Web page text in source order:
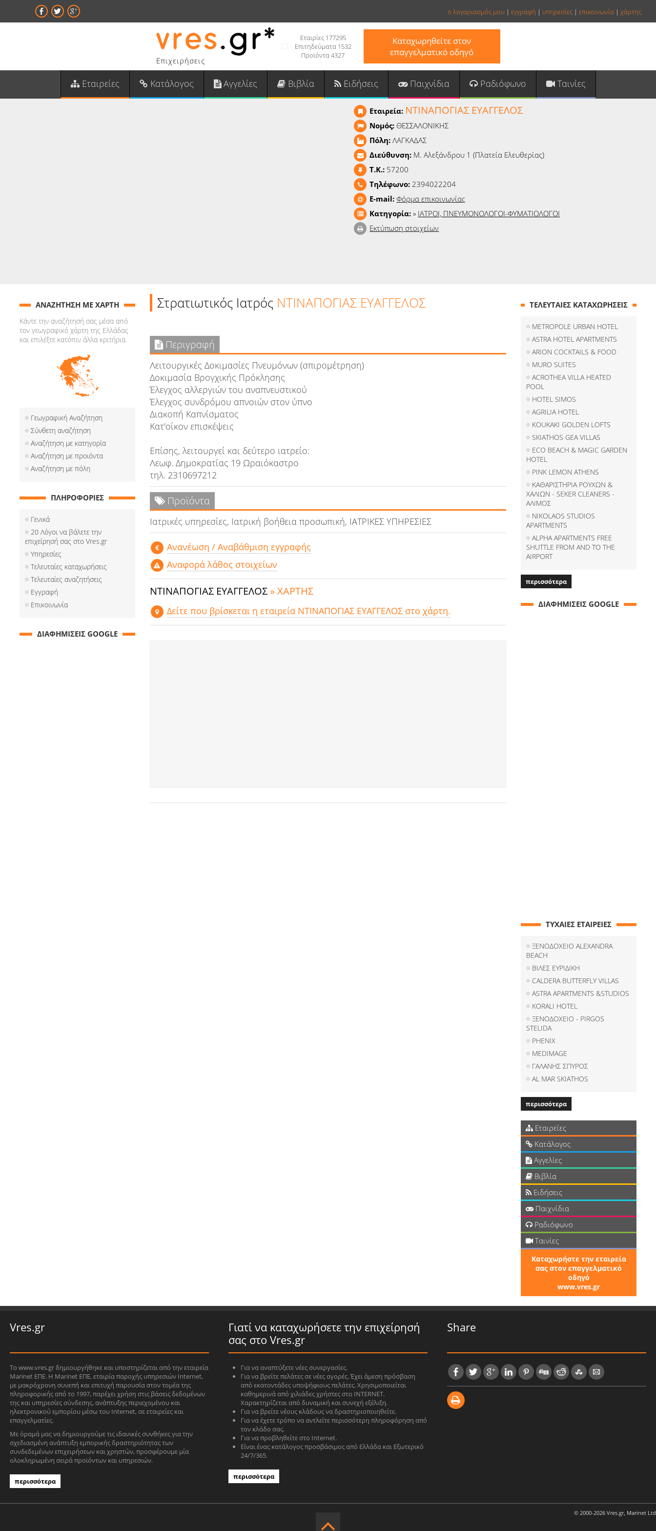
ο λογαριασμός μου | εγγραφή | υπηρεσίες | επικοινωνία | χάρτης
Επιχειρήσεις
Εταιρίες 177295
Επιτηδεύματα 1532
Προϊόντα 4327
Καταχωρηθείτε στον
επαγγελματικό οδηγό
Εταιρείες Κατάλογος Αγγελίες Βιβλία Ειδήσεις Παιχνίδια Ραδιόφωνο Ταινίες
Εταιρεία: ΝΤΙΝΑΠΟΓΙΑΣ ΕΥΑΓΓΕΛΟΣ
Νομός: ΘΕΣΣΑΛΟΝΙΚΗΣ
Πόλη:ΛΑΓΚΑΔΑΣ
Διεύθυνση: Μ. Αλεξάνδρου 1 (Πλατεία Ελευθερίας)
T.K.: 57200
Τηλέφωνο:2394022204
E-mail:Φόρμα επικοινωνίας
Κατηγορία:» ΙΑΤΡΟΙ, ΠΝΕΥΜΟΝΟΛΟΓΟΙ-ΦΥΜΑΤΙΟΛΟΓΟΙ
Εκτύπωση στοιχείων
Στρατιωτικός Ιατρός ΝΤΙΝΑΠΟΓΙΑΣ ΕΥΑΓΓΕΛΟΣ
Περιγραφή
Λειτουργικές Δοκιμασίες Πνευμόνων (σπιρομέτρηση)
Δοκιμασία Βρογχικής Πρόκλησης
Έλεγχος αλλεργιών του αναπνευστικού
Έλεγχος συνδρόμου απνοιών στον ύπνο
Διακοπή Καπνίσματος
Κατ'οίκον επισκέψεις
Επίσης, λειτουργεί και δεύτερο ιατρείο:
Λεωφ. Δημοκρατίας 19 Ωραιόκαστρο
τηλ. 2310697212
Προϊόντα
Ιατρικές υπηρεσίες, Ιατρική βοήθεια προσωπική, ΙΑΤΡΙΚΕΣ ΥΠΗΡΕΣΙΕΣ
Aνανέωση / Αναβάθμιση εγγραφής
Αναφορά λάθος στοιχείων
ΝΤΙΝΑΠΟΓΙΑΣ ΕΥΑΓΓΕΛΟΣ » ΧΑΡΤΗΣ
Δείτε που βρίσκεται η εταιρεία ΝΤΙΝΑΠΟΓΙΑΣ ΕΥΑΓΓΕΛΟΣ στο χάρτη.
ΑΝΑΖΗΤΗΣΗ ΜΕ ΧΑΡΤΗ
Κάντε την αναζήτησή σας μέσα από
τον γεωγραφικό χάρτη της Ελλάδας
και επιλέξτε κατόπιν άλλα κριτήρια.
Γεωγραφική Αναζήτηση
Σύνθετη αναζήτηση
Αναζήτηση με κατηγορία
Αναζήτηση με προιόντα
Αναζήτηση με πόλη
ΠΛΗΡΟΦΟΡΙΕΣ
Γενικά
20 Λόγοι να βάλετε την
επιχείρησή σας στο Vres.gr
Υπηρεσίες
Τελευταίες καταχωρήσεις
Τελευταίες αναζητήσεις
Εγγραφή
Επικοινωνία
ΔΙΑΦΗΜΙΣΕΙΣ GOOGLE
ΤΕΛΕΥΤΑΙΕΣ ΚΑΤΑΧΩΡΗΣΕΙΣ
METROPOLE URBAN HOTEL
ASTRA HOTEL APARTMENTS
ARION COCKTAILS & FOOD
MURO SUITES
ACROTHEA VILLA HEATED
POOL
HOTEL SIMOS
AGRILIA HOTEL
KOUKAKI GOLDEN LOFTS
SKIATHOS GEA VILLAS
ECO BEACH & MAGIC GARDEN
HOTEL
PINK LEMON ATHENS
ΚΑΘΑΡΙΣΤΗΡΙΑ ΡΟΥΧΩΝ &
ΧΑΛΙΩΝ - SEKER CLEANERS -
ΑΛΙΜΟΣ
NIKOLAOS STUDIOS
APARTMENTS
ALPHA APARTMENTS FREE
SHUTTLE FROM AND TO THE
AIRPORT
περισσότερα
ΔΙΑΦΗΜΙΣΕΙΣ GOOGLE
ΤΥΧΑΙΕΣ ΕΤΑΙΡΕΙΕΣ
ΞΕΝΟΔΟΧΕΙΟ ALEXANDRA
BEACH
ΒΙΛΕΣ ΕΥΡΙΔΙΚΗ
CALDERA BUTTERFLY VILLAS
ASTRA APARTMENTS &STUDIOS
KORALI HOTEL
ΞΕΝΟΔΟΧΕΙΟ - PIRGOS
STELIDA
PHENIX
MEDIMAGE
ΓΑΛΑΝΗΣ ΣΠΥΡΟΣ
AL MAR SKIATHOS
περισσότερα
Εταιρείες
Κατάλογος
Αγγελίες
Βιβλία
Ειδήσεις
Παιχνίδια
Ραδιόφωνο
Ταινίες
Καταχωρήστε την εταιρεία
σας στον επαγγελματικό
οδηγό
www.vres.gr
Vres.gr
Το www.vres.gr δημιουργήθηκε και υποστηρίζεται από την εταιρεία
Marinet ΕΠΕ. Η Marinet ΕΠΕ, εταιρία παροχής υπηρεσιών Internet,
με μακρόχρονη συνεπή και επιτυχή παρουσία στον τομέα της
πληροφορικής από το 1997, παρέχει χρήση στις βάσεις δεδομένων
της και υπηρεσίες σύνδεσης, ανάπτυξης περιεχομένου και
ηλεκτρονικού εμπορίου μέσω του Internet, σε εταιρείες και
επαγγελματίες.
Με όραμά μας να δημιουργούμε τις ιδανικές συνθήκες για την
σχεδιασμένη ανάπτυξη εμπορικής δραστηριότητας των
συνδεδεμένων επιχειρήσεων και χρηστών, προσφέρουμε μία
ολοκληρωμένη σειρά προϊόντων και υπηρεσιών.
περισσότερα
Γιατί να καταχωρήσετε την επιχείρησή
σας στο Vres.gr
Για να αναπτύξετε νέες συνεργασίες.
Για να βρείτε πελάτες σε νέες αγορές. Έχει άμεση πρόσβαση
από εκατοντάδες υποψήφιους πελάτες. Χρησιμοποιείται
καθημερινά από χιλιάδες χρήστες στο INTERNET.
Χαρακτηρίζεται από δυναμική και συνεχή εξέλιξη.
Για να βρείτε νέους κλάδους να δραστηριοποιηθείτε.
Για να έχετε τρόπο να αντλείτε περισσότερη πληροφόρηση από
τον κλάδο σας.
Για να προβληθείτε στο Internet.
Είναι ένας κατάλογος προσβάσιμος από Ελλάδα και Εξωτερικό
24/7/365.
περισσότερα
Share
© 2000-2026 Vres.gr, Marinet Ltd